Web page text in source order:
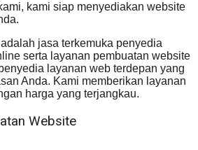
kami siap menyediakan website
jasa terkemuka penyedia
serta layanan pembuatan website
layanan web terdepan yang
Anda. Kami memberikan layanan
harga yang terjangkau.
Website